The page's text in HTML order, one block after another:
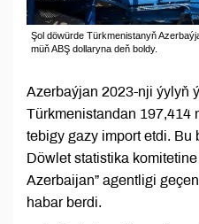
Şol döwürde Türkmenistanyň
müň ABŞ dollaryna deň boldy.
Azerbaýjan 2023-nji ýylyň
Türkmenistandan 197,414
tebigy gazy import etdi. Bu
Döwlet statistika
Azerbaijan” agentligi
habar berdi.